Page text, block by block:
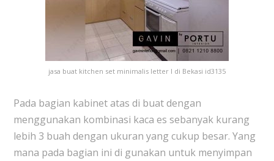
jasa buat kitchen set minimalis letter l di Bekasi id3135
Pada bagian kabinet atas di buat dengan
menggunakan kombinasi kaca es sebanyak kurang
lebih 3 buah dengan ukuran yang cukup besar. Yang
mana pada bagian ini di gunakan untuk menyimpan